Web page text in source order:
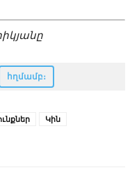
հղմամբ։
Կին